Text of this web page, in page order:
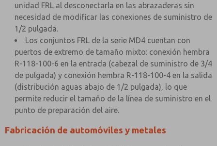
unidad FRL al desconectarla en las abrazaderas sin
necesidad de modificar las conexiones de suministro de
1/2 pulgada.
Los conjuntos FRL de la serie MD4 cuentan con
puertos de extremo de tamaño mixto: conexión hembra
R-118-100-6 en la entrada (cabezal de suministro de 3/4
de pulgada) y conexión hembra R-118-100-4 en la salida
(distribución aguas abajo de 1/2 pulgada), lo que
permite reducir el tamaño de la línea de suministro en el
punto de preparación del aire.
Fabricación de automóviles y metales